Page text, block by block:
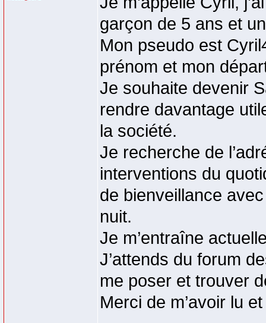
garçon de 5 ans et
Mon pseudo est
prénom et mon
Je souhaite devenir
rendre davantage
la société.
Je recherche de
interventions du
de bienveillance
nuit.
Je m’entraîne
J’attends du forum
me poser et trouver
Merci de m’avoir lu